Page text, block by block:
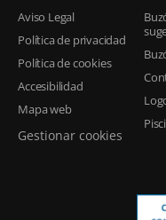
Aviso Legal
Política de privacidad
Política de cookies
Accesibilidad
Mapa web
Gestionar cookies